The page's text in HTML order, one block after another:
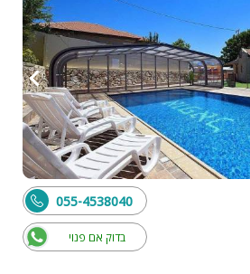
בדוק אם פנוי
055-4538040